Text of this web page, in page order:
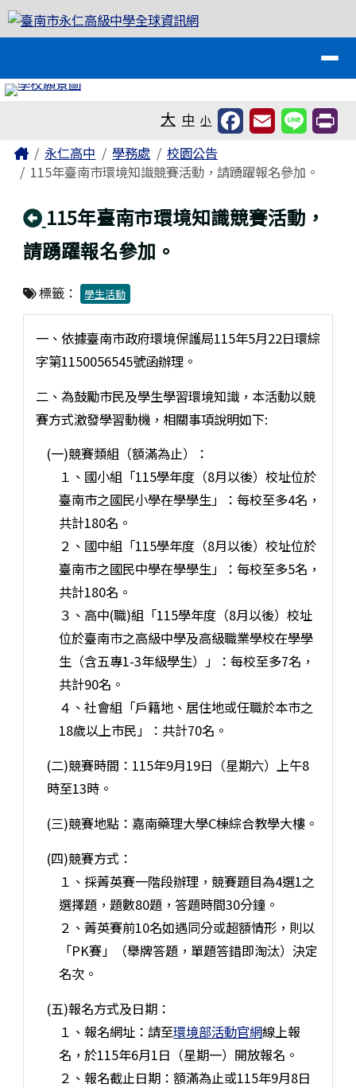
跳至主內容區
臺南市永仁高級中學全球資訊網
大 中 小
主內容區域
Home永仁高中 學務處
校園公告
115年臺南市環境知識競賽活動，請踴躍報名參加。
回上頁
115年臺南市環境知識競賽活動，
請踴躍報名參加。
標籤： 學生活動
一、依據臺南市政府環境保護局115年5月22日環綜
字第1150056545號函辦理。
二、為鼓勵市民及學生學習環境知識，本活動以競
賽方式激發學習動機，相關事項說明如下:
(一)競賽類組（額滿為止）：
１、國小組「115學年度（8月以後）校址位於
臺南市之國民小學在學學生」：每校至多4名，
共計180名。
２、國中組「115學年度（8月以後）校址位於
臺南市之國民中學在學學生」：每校至多5名，
共計180名。
３、高中(職)組「115學年度（8月以後）校址
位於臺南市之高級中學及高級職業學校在學學
生（含五專1-3年級學生）」：每校至多7名，
共計90名。
４、社會組「戶籍地、居住地或任職於本市之
18歲以上市民」：共計70名。
(二)競賽時間：115年9月19日（星期六）上午8
時至13時。
(三)競賽地點：嘉南藥理大學C棟綜合教學大樓。
(四)競賽方式：
１、採菁英賽一階段辦理，競賽題目為4選1之
選擇題，題數80題，答題時間30分鐘。
２、菁英賽前10名如遇同分或超額情形，則以
「PK賽」（舉牌答題，單題答錯即淘汰）決定
名次。
(五)報名方式及日期：
１、報名網址：請至環境部活動官網線上報
名，於115年6月1日（星期一）開放報名。
２、報名截止日期：額滿為止或115年9月8日
頁尾區域